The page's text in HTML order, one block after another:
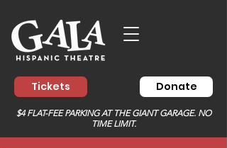
Tickets Donate
$4 FLAT-FEE PARKING AT THE GIANT GARAGE. NO
TIME LIMIT.